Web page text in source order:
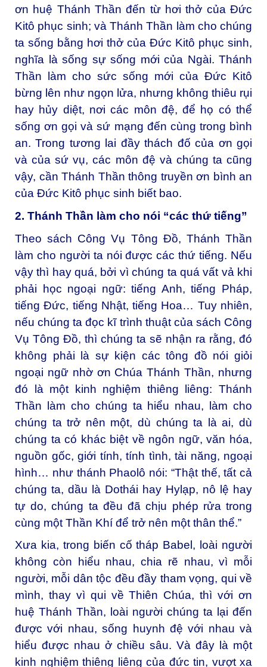
ơn huệ Thánh Thần đến từ hơi thở của Đức
Kitô phục sinh; và Thánh Thần làm cho chúng
ta sống bằng hơi thở của Đức Kitô phục sinh,
nghĩa là sống sự sống mới của Ngài. Thánh
Thần làm cho sức sống mới của Đức Kitô
bừng lên như ngọn lửa, nhưng không thiêu rụi
hay hủy diệt, nơi các môn đệ, để họ có thể
sống ơn gọi và sứ mạng đến cùng trong bình
an. Trong tương lai đầy thách đố của ơn gọi
và của sứ vụ, các môn đệ và chúng ta cũng
vậy, cần Thánh Thần thông truyền ơn bình an
của Đức Kitô phục sinh biết bao.
2. Thánh Thần làm cho nói “các thứ tiếng”
Theo sách Công Vụ Tông Đồ, Thánh Thần
làm cho người ta nói được các thứ tiếng. Nếu
vậy thì hay quá, bởi vì chúng ta quá vất vả khi
phải học ngoại ngữ: tiếng Anh, tiếng Pháp,
tiếng Đức, tiếng Nhật, tiếng Hoa… Tuy nhiên,
nếu chúng ta đọc kĩ trình thuật của sách Công
Vụ Tông Đồ, thì chúng ta sẽ nhận ra rằng, đó
không phải là sự kiện các tông đồ nói giỏi
ngoại ngữ nhờ ơn Chúa Thánh Thần, nhưng
đó là một kinh nghiệm thiêng liêng: Thánh
Thần làm cho chúng ta hiểu nhau, làm cho
chúng ta trở nên một, dù chúng ta là ai, dù
chúng ta có khác biệt về ngôn ngữ, văn hóa,
nguồn gốc, giới tính, tính tình, tài năng, ngoại
hình… như thánh Phaolô nói: “Thật thế, tất cả
chúng ta, dầu là Dothái hay Hylạp, nô lệ hay
tự do, chúng ta đều đã chịu phép rửa trong
cùng một Thần Khí để trở nên một thân thể.”
Xưa kia, trong biến cố tháp Babel, loài người
không còn hiểu nhau, chia rẽ nhau, vì mỗi
người, mỗi dân tộc đều đầy tham vọng, qui về
mình, thay vì qui về Thiên Chúa, thì với ơn
huệ Thánh Thần, loài người chúng ta lại đến
được với nhau, sống huynh đệ với nhau và
hiểu được nhau ở chiều sâu. Và đây là một
kinh nghiệm thiêng liêng của đức tin, vượt xa